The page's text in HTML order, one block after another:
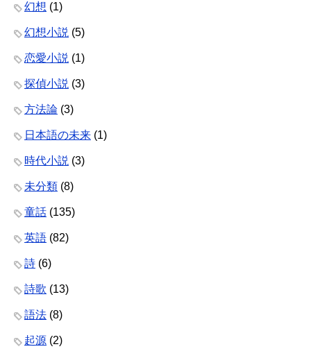
幻想 (1)
幻想小説 (5)
恋愛小説 (1)
探偵小説 (3)
方法論 (3)
日本語の未来 (1)
時代小説 (3)
未分類 (8)
童話 (135)
英語 (82)
詩 (6)
詩歌 (13)
語法 (8)
起源 (2)